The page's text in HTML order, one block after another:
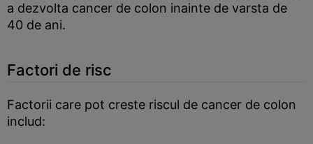
a dezvolta cancer de colon inainte de varsta de
40 de ani.
Factori de risc
Factorii care pot creste riscul de cancer de colon
includ: